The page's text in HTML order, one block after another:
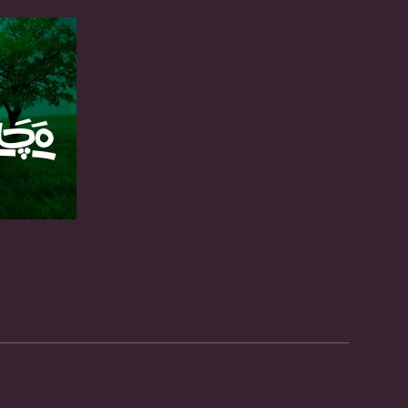
DL: 11958 H
SR: 27500
FEC: 5/6
للتواصل:
بريد الكتروني:
الموقع الالكتروني:
musawachannel